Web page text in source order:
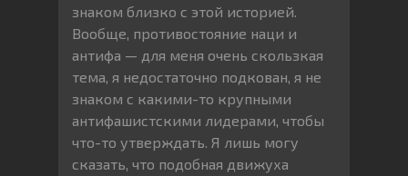
знаком близко с этой историей.
Вообще, противостояние наци и
антифа — для меня очень скользкая
тема, я недостаточно подкован, я не
знаком с какими-то крупными
антифашистскими лидерами, чтобы
что-то утверждать. Я лишь могу
сказать, что подобная движуха